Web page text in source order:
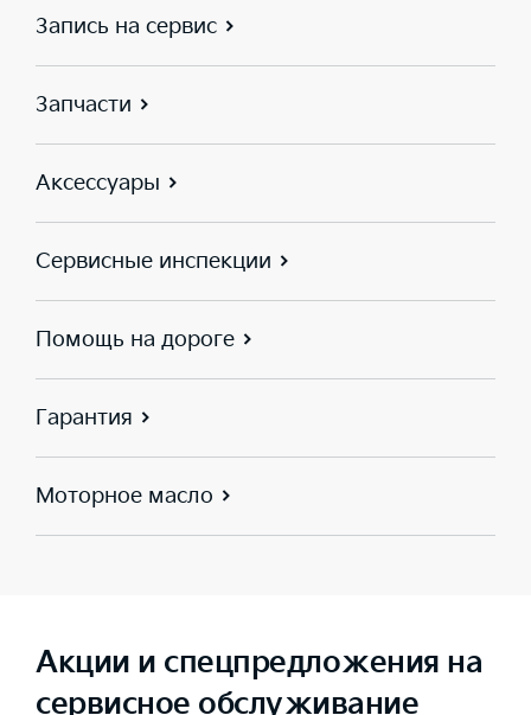
Запись на сервис
Запчасти
Аксессуары
Сервисные инспекции
Помощь на дороге
Гарантия
Моторное масло
Акции и спецпредложения на
сервисное обслуживание